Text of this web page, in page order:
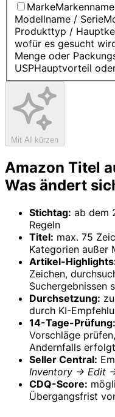
Marke
Modellname / Serie
Produkttyp /
wofür es gesucht
Menge oder
USPHauptvorteil
Mit AI kürzen
Amazon Titel
Was ändert
Stichtag: ab dem
Regeln
Titel: max. 75
Kategorien außer
Artikel-
Zeichen,
Suchergebnissen
Durchsetzung:
durch KI-
14-Tage-Prüfung:
Vorschläge
Andernfalls
Seller Central:
Inventory → Edit
CDQ-Score:
Übergangsfrist